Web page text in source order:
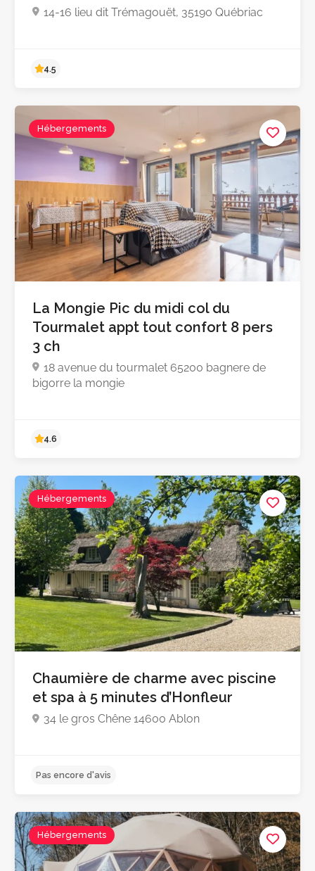
14-16 lieu dit Trémagouët, 35190 Québriac
Hébergements
La Mongie Pic du midi col du
Tourmalet appt tout confort 8 pers
3 ch
18 avenue du tourmalet 65200 bagnere de
bigorre la mongie
4.6
Hébergements
Chaumière de charme avec piscine
et spa à 5 minutes d’Honfleur
34 le gros Chêne 14600 Ablon
Hébergements